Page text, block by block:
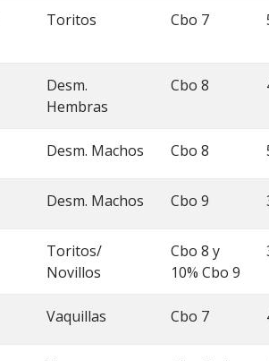
Toritos Cbo 7
Desm.
Hembras
Cbo 8
Desm. Machos Cbo 8
Desm. Machos Cbo 9
Toritos/
Novillos
Cbo 8 y
10% Cbo 9
Vaquillas Cbo 7